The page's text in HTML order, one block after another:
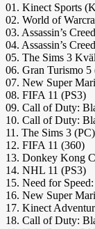
01. Kinect Sports
02. World of
03. Assassin’s
04. Assassin’s
05. The Sims 3
06. Gran Turismo 5
07. New Super
08. FIFA 11 (PS3)
09. Call of Duty:
10. Call of Duty:
11. The Sims 3 (PC)
12. FIFA 11 (360)
13. Donkey Kong
14. NHL 11 (PS3)
15. Need for
16. New Super
17. Kinect
18. Call of Duty: